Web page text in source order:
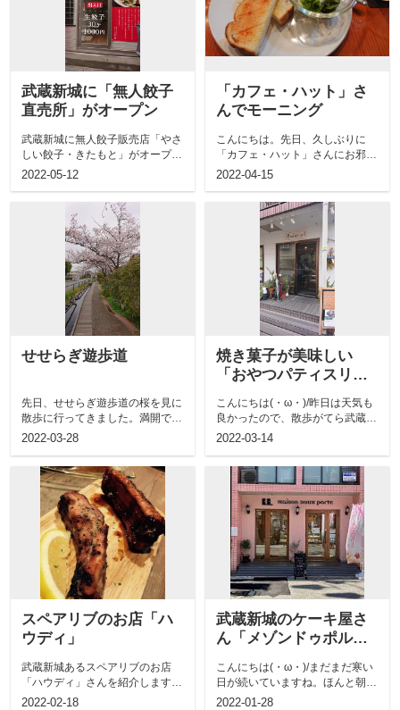
武蔵新城に「無人餃子
直売所」がオープン
武蔵新城に無人餃子販売店「やさ
しい餃子・きたもと」がオープン
しました。TVで無人餃子販売店
2022-05-12
「カフェ・ハット」さ
んでモーニング
こんにちは。先日、久しぶりに
「カフェ・ハット」さんにお邪魔
しました(^∇^)子どもが幼稚園の
2022-04-15
せせらぎ遊歩道
先日、せせらぎ遊歩道の桜を見に
散歩に行ってきました。満開では
なかったですが、とても綺麗に咲
2022-03-28
焼き菓子が美味しい
「おやつパティスリー
こんにちは(・ω・)/昨日は天気も
良かったので、散歩がてら武蔵新
城の住宅街にある焼き菓子が美味
2022-03-14
スペアリブのお店「ハ
ウディ」
武蔵新城あるスペアリブのお店
「ハウディ」さんを紹介します♪
場所は武蔵新城の改札を出て左
2022-02-18
武蔵新城のケーキ屋さ
ん「メゾンドゥポル
こんにちは(・ω・)/まだまだ寒い
日が続いていますね。ほんと朝起
きるのが辛い日々です…。（毎朝
2022-01-28